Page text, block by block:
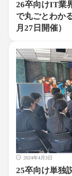
26卒向けIT業
で丸ごとわか
月27日開催）
2024年4月3日
25卒向け単独